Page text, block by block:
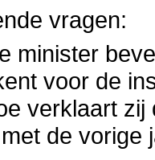
vragen:
minister
voor de
verklaart
de vorige